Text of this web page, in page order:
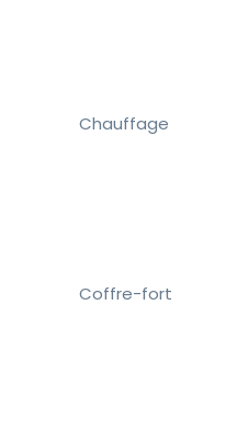
Chauffage
Coffre-fort